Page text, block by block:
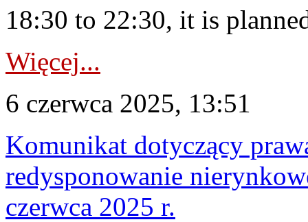
18:30 to 22:30, it is
Więcej...
6 czerwca 2025, 13:51
Komunikat dotyczący
redysponowanie
czerwca 2025 r.